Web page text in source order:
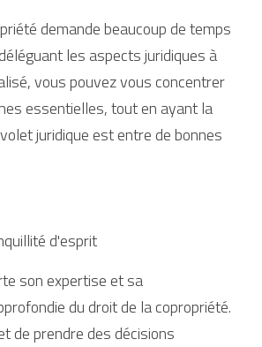
demande beaucoup de temps
les aspects juridiques à
vous pouvez vous concentrer
essentielles, tout en ayant la
juridique est entre de bonnes
d'esprit
son expertise et sa
du droit de la copropriété.
de prendre des décisions